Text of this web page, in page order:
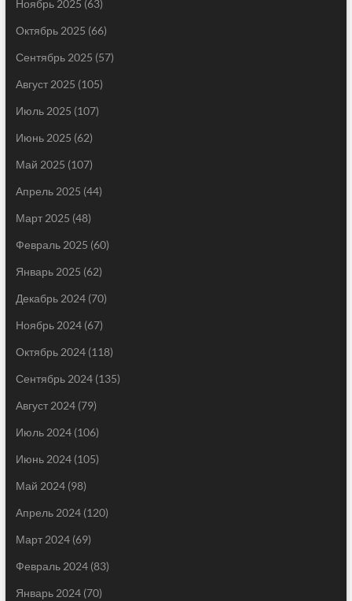
Ноябрь 2025 (63)
Октябрь 2025 (66)
Сентябрь 2025 (57)
Август 2025 (105)
Июль 2025 (107)
Июнь 2025 (62)
Май 2025 (107)
Апрель 2025 (44)
Март 2025 (48)
Февраль 2025 (60)
Январь 2025 (62)
Декабрь 2024(70)
Ноябрь 2024(67)
Октябрь 2024(118)
Сентябрь 2024(135)
Август 2024(79)
Июль 2024(106)
Июнь 2024(105)
Май 2024(98)
Апрель 2024(120)
Март 2024(69)
Февраль 2024(83)
Январь 2024(70)